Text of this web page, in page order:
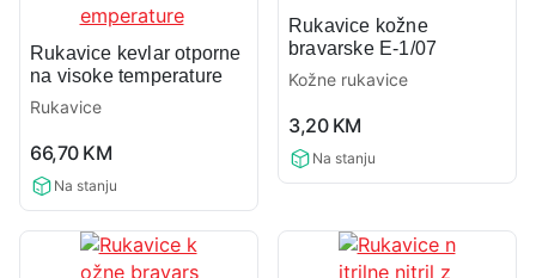
Rukavice kevlar otporne
na visoke temperature
Rukavice
rating
66,70 KM
Na stanju
Rukavice kožne
bravarske E-1/07
Kožne rukavice
rating
3,20 KM
Na stanju